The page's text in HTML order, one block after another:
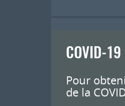
COVID-19
Pour
de la